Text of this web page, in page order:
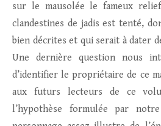
sur le mausolée le fameux
clandestines de jadis est tenté,
bien décrites et qui serait à dater
Une dernière question nous
d’identifier le propriétaire de ce
aux futurs lecteurs de ce
l’hypothèse formulée par